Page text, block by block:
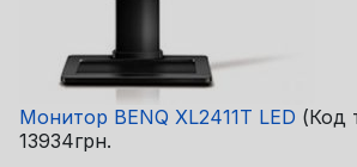
Монитор BENQ XL2411T LED (Код
13934грн.